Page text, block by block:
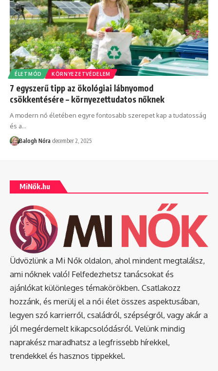
ÉLETMÓD KÖRNYEZETVÉDELEM
7 egyszerű tipp az ökológiai lábnyomod
csökkentésére – környezettudatos nőknek
A modern nő életében egyre fontosabb szerepet kap a tudatosság
és a…
Balogh Nóra december 2, 2025
MiNők.hu
Üdvözlünk a Mi Nők oldalon, ahol mindent megtalálsz,
ami nőknek való! Felfedezhetsz tanácsokat és
ajánlókat különleges témakörökben. Csatlakozz
hozzánk, és merülj el a női élet összes aspektusában,
legyen szó karrierről, családról, szépségről, vagy akár a
jól megérdemelt kikapcsolódásról. Velünk mindig
naprakész maradhatsz a legfrissebb hírekkel,
trendekkel és hasznos tippekkel.